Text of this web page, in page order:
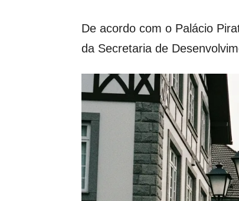
De acordo com o Palácio
da Secretaria de